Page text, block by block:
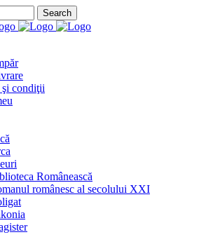
şi condiţii
Românească
românesc al secolului XXI